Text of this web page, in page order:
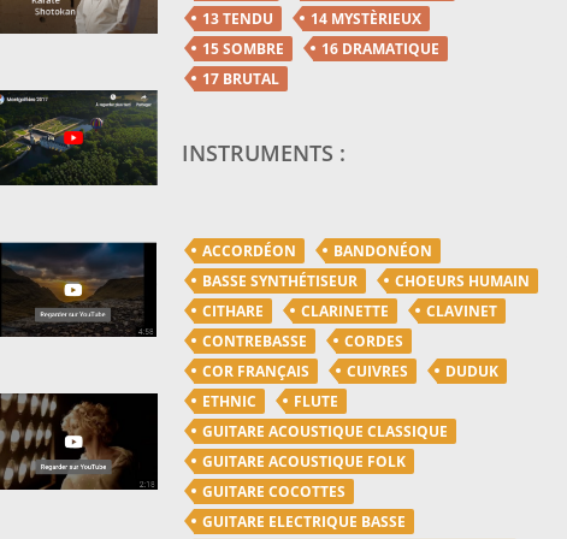
13 TENDU
14 MYSTÈRIEUX
15 SOMBRE
16 DRAMATIQUE
17 BRUTAL
INSTRUMENTS :
ACCORDÉON
BANDONÉON
BASSE SYNTHÉTISEUR
CHOEURS HUMAIN
CITHARE
CLARINETTE
CLAVINET
CONTREBASSE
CORDES
COR FRANÇAIS
CUIVRES
DUDUK
ETHNIC
FLUTE
GUITARE ACOUSTIQUE CLASSIQUE
GUITARE ACOUSTIQUE FOLK
GUITARE COCOTTES
GUITARE ELECTRIQUE BASSE